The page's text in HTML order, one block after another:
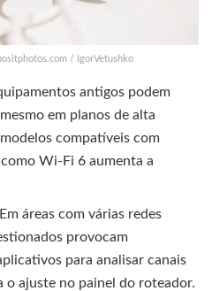
/ IgorVetushko
antigos podem
em planos de alta
compatíveis com
Wi-Fi 6 aumenta a
áreas com várias redes
provocam
para analisar canais
o ajuste no painel do roteador.